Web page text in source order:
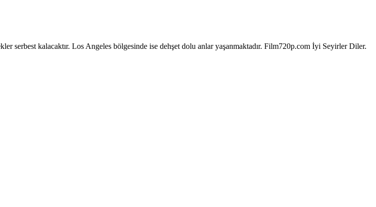
serbest kalacaktır. Los Angeles bölgesinde ise dehşet dolu anlar yaşanmaktadır. Film720p.com İyi Seyirler Diler.